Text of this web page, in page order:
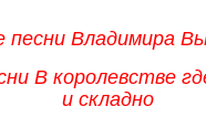
игры 2018.
Любимые актеры
песни Владимира
В королевстве
и складно